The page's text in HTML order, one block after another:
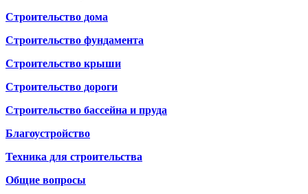
Строительство дома
Строительство фундамента
Строительство крыши
Строительство дороги
Строительство бассейна и пруда
Благоустройство
Техника для строительства
Общие вопросы